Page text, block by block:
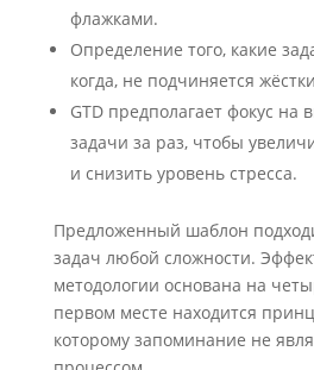
флажками.
Определение того, какие
когда, не подчиняется
GTD предполагает фокус на
задачи за раз, чтобы
и снизить уровень стресса.
Предложенный шаблон
задач любой сложности.
методологии основана на
первом месте находится
которому запоминание не